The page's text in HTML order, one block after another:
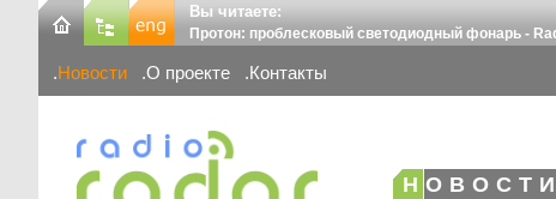
Вы читаете:
Протон: проблесковый светодиодный фонарь -
Новости О проекте Контакты